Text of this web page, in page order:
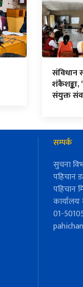
संविधान
शंकैशङ्का,
संयुक्त
सम्पर्क
सुचना
पहिचान
पहिचान
01-